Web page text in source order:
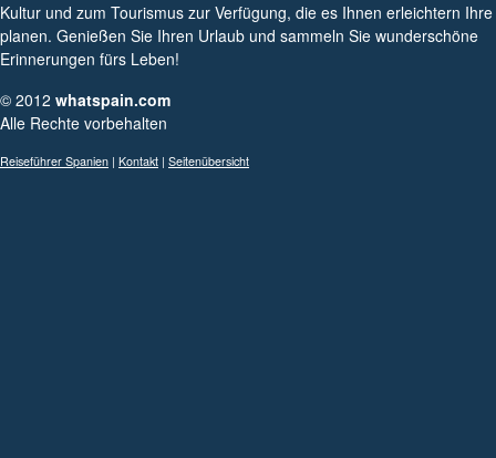
Kultur und zum Tourismus zur Verfügung, die es Ihnen erleichtern
planen. Genießen Sie Ihren Urlaub und sammeln Sie wunderschöne
Erinnerungen fürs Leben!
© 2012 whatspain.com
Alle Rechte vorbehalten
Reiseführer Spanien | Kontakt | Seitenübersicht